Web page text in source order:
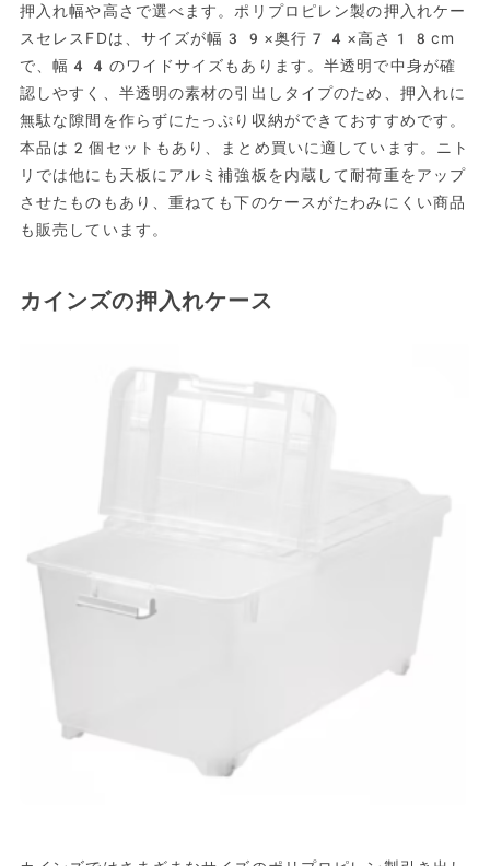
押入れ幅や高さで選べます。ポリプロピレン製の押入れケー
スセレスFDは、サイズが幅39×奥行74×高さ18cm
で、幅44のワイドサイズもあります。半透明で中身が確
認しやすく、半透明の素材の引出しタイプのため、押入れに
無駄な隙間を作らずにたっぷり収納ができておすすめです。
本品は2個セットもあり、まとめ買いに適しています。ニト
リでは他にも天板にアルミ補強板を内蔵して耐荷重をアップ
させたものもあり、重ねても下のケースがたわみにくい商品
も販売しています。
カインズの押入れケース